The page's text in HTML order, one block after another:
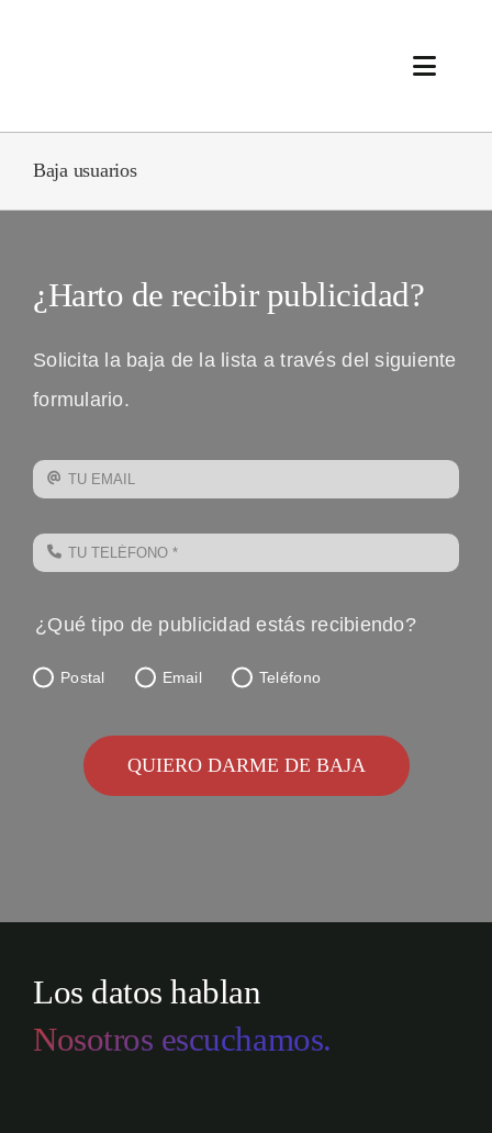
Toggle
Solutions
Baja usuarios
¿Harto de recibir publicidad?
Solicita la baja de la lista a través del siguiente
formulario.
¿Qué tipo de publicidad estás recibiendo?
Postal Email Teléfono
QUIERO DARME DE BAJA
Los datos hablan
Nosotros escuchamos.